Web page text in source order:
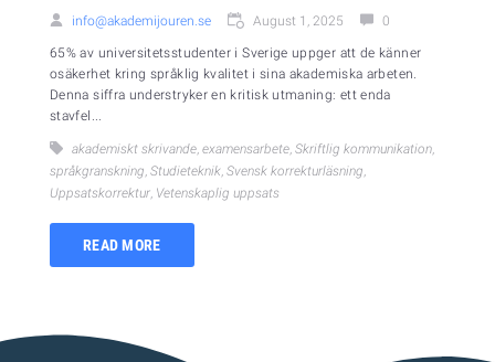
info@akademijouren.se August 1, 2025 0
65% av universitetsstudenter i Sverige uppger att de känner
osäkerhet kring språklig kvalitet i sina akademiska arbeten.
Denna siffra understryker en kritisk utmaning: ett enda
stavfel...
akademiskt skrivande, examensarbete, Skriftlig kommunikation,
språkgranskning, Studieteknik, Svensk korrekturläsning,
Uppsatskorrektur, Vetenskaplig uppsats
READ MORE